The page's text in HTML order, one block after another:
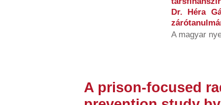
Dr. Héra
A magyar
A prison-focused